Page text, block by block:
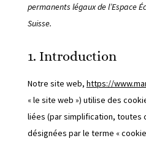
permanents légaux de l’Espace
Suisse.
1. Introduction
Notre site web, https://
« le site web ») utilise des
liées (par simplification, toutes
désignées par le terme «